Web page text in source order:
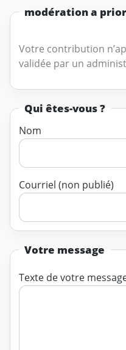
modération a
Votre contribution
validée par un
Qui êtes-vous ?
Nom
Courriel (non publié)
Votre message